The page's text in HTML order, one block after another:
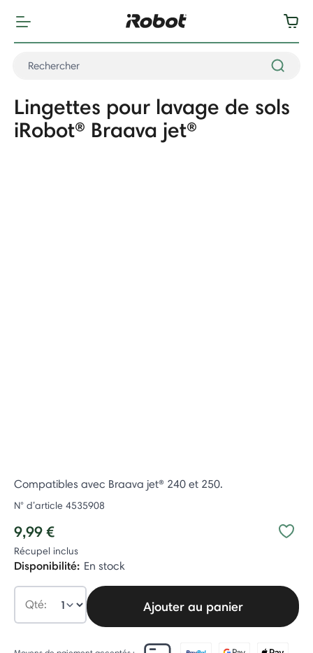
Lingettes pour lavage de sols
iRobot® Braava jet®
Compatibles avec Braava jet® 240 et 250.
N° d’article 4535908
9,99 €
Récupel inclus
Disponibilité: En stock
Qté: Ajouter au panier